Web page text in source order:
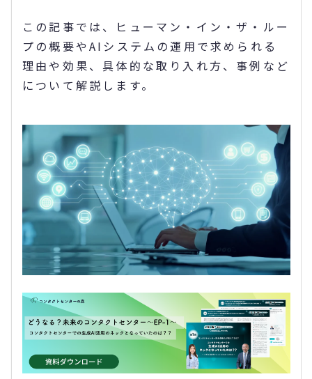
この記事では、ヒューマン・イン・ザ・ルー
プの概要やAIシステムの運用で求められる
理由や効果、具体的な取り入れ方、事例など
について解説します。